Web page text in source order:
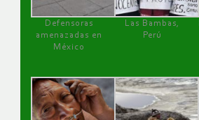
Defensoras
amenazadas en
México
Las Bambas,
Perú